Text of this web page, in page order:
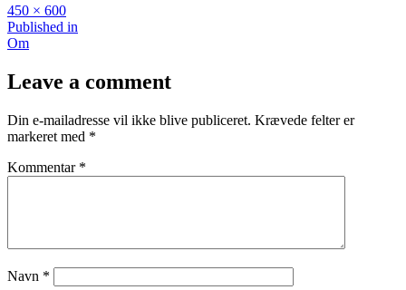
Full
size
450 × 600
Indlægsnavigation
Published in
Om
Leave a comment
Din e-mailadresse vil ikke blive publiceret. Krævede felter er
markeret med *
Kommentar *
Navn *